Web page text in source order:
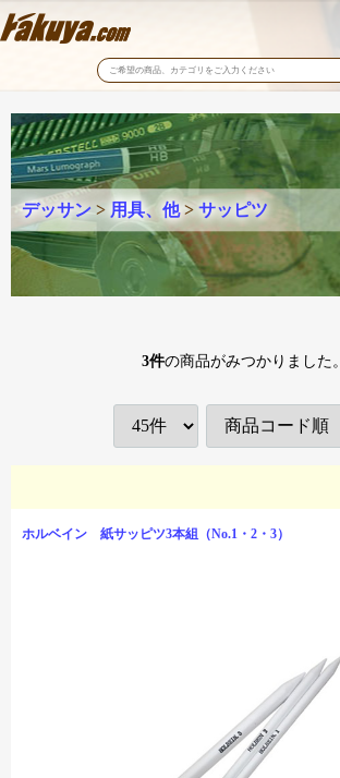
デッサン > 用具、他> サッピツ
3件の商品がみつかりました。
ホルベイン 紙サッピツ3本組（No.1・2・3）